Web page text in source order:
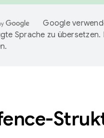
Google
Sprache zu übersetzen.